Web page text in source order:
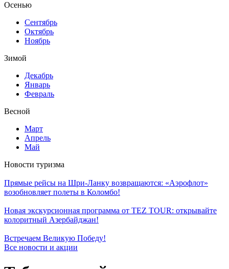
Осенью
Сентябрь
Октябрь
Ноябрь
Зимой
Декабрь
Январь
Февраль
Весной
Март
Апрель
Май
Новости туризма
Прямые рейсы на Шри-Ланку возвращаются: «Аэрофлот»
возобновляет полеты в Коломбо!
Новая экскурсионная программа от TEZ TOUR: открывайте
колоритный Азербайджан!
Встречаем Великую Победу!
Все новости и акции